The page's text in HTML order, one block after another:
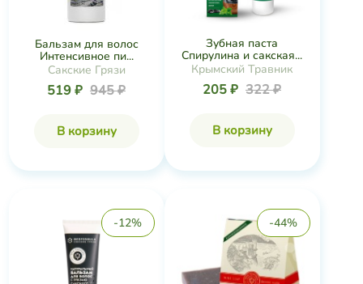
Бальзам для волос
Интенсивное пи...
Сакские Грязи
519 ₽ 945 ₽
В корзину
Зубная паста
Спирулина и сакская...
Крымский Травник
205 ₽ 322 ₽
В корзину
-12% -44%